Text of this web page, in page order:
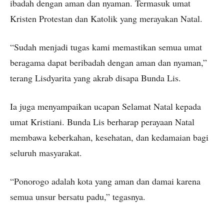
ibadah dengan aman dan nyaman. Termasuk umat
Kristen Protestan dan Katolik yang merayakan Natal.
“Sudah menjadi tugas kami memastikan semua umat
beragama dapat beribadah dengan aman dan nyaman,”
terang Lisdyarita yang akrab disapa Bunda Lis.
Ia juga menyampaikan ucapan Selamat Natal kepada
umat Kristiani. Bunda Lis berharap perayaan Natal
membawa keberkahan, kesehatan, dan kedamaian bagi
seluruh masyarakat.
“Ponorogo adalah kota yang aman dan damai karena
semua unsur bersatu padu,” tegasnya.